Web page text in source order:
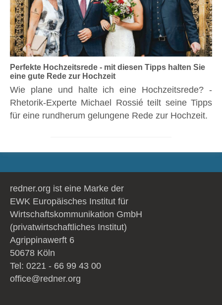
Perfekte Hochzeitsrede - mit diesen Tipps halten Sie
eine gute Rede zur Hochzeit
Wie plane und halte ich eine Hochzeitsrede? -
Rhetorik-Experte Michael Rossié teilt seine Tipps
für eine rundherum gelungene Rede zur Hochzeit.
redner.org ist eine Marke der
EWK Europäisches Institut für
Wirtschaftskommunikation GmbH
(privatwirtschaftliches Institut)
Agrippinawerft 6
50678 Köln
Tel: 0221 - 66 99 43 00
office@redner.org